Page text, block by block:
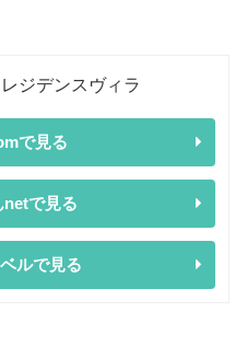
ジデンスヴィラ
で見る
netで見る
ルで見る